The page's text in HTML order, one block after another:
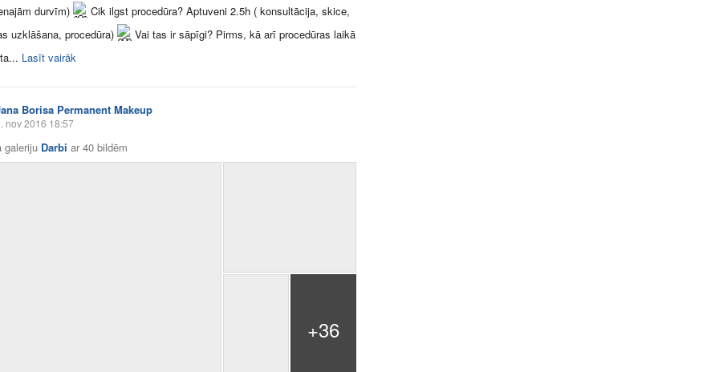
durvīm)
Cik ilgst procedūra? Aptuveni 2.5h ( konsultācija, skice,
uzklāšana, procedūra)
Vai tas ir sāpīgi? Pirms, kā arī procedūras laikā
Lasīt vairāk
Borisa Permanent Makeup
nov 2016 18:57
galeriju Darbi ar40 bildēm
+36